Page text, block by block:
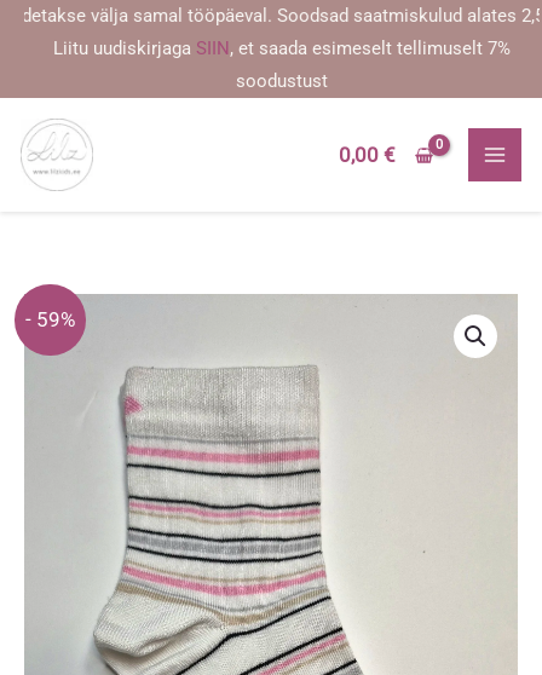
Skip
välja samal tööpäeval. Soodsad saatmiskulud alates
Liitu uudiskirjaga SIIN, et saada esimeselt tellimuselt 7%
soodustust
0,00 €
- 59%